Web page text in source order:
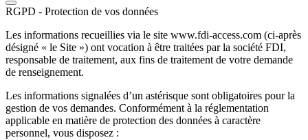
RGPD - Protection de vos données
Les informations recueillies via le site www.fdi-access.com (ci-après
désigné « le Site ») ont vocation à être traitées par la société FDI,
responsable de traitement, aux fins de traitement de votre demande
de renseignement.
Les informations signalées d’un astérisque sont obligatoires pour la
gestion de vos demandes. Conformément à la réglementation
applicable en matière de protection des données à caractère
personnel, vous disposez :